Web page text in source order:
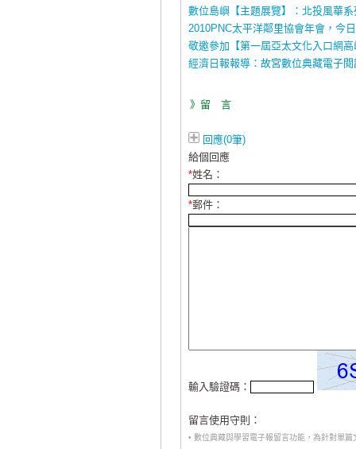
數位島嶼【主題展覽】：北投風華
2010PNC太平洋鄰里協會年會，今
敬邀參加【第一屆亞太文化入口網高
經濟日報報導：故宮數位典藏電子
》留 言
回應(0筆)
給個回應
*姓名：
*郵件：
輸入驗證碼：
留言使用守則：
• 數位典藏與學習電子報留言功能，為針對單